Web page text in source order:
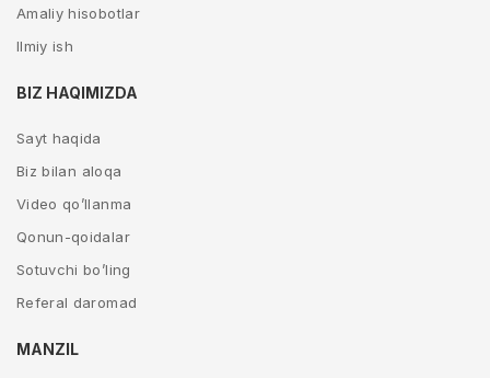
Amaliy hisobotlar
Ilmiy ish
BIZ HAQIMIZDA
Sayt haqida
Biz bilan aloqa
Video qo’llanma
Qonun-qoidalar
Sotuvchi bo’ling
Referal daromad
MANZIL